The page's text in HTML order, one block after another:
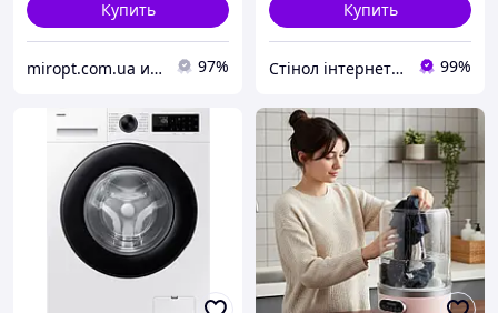
Купить
miropt.com.ua интернет магазин. Доставка по Украине 1-2 дня 97%
Купить
Стінол інтернет магазин 99%